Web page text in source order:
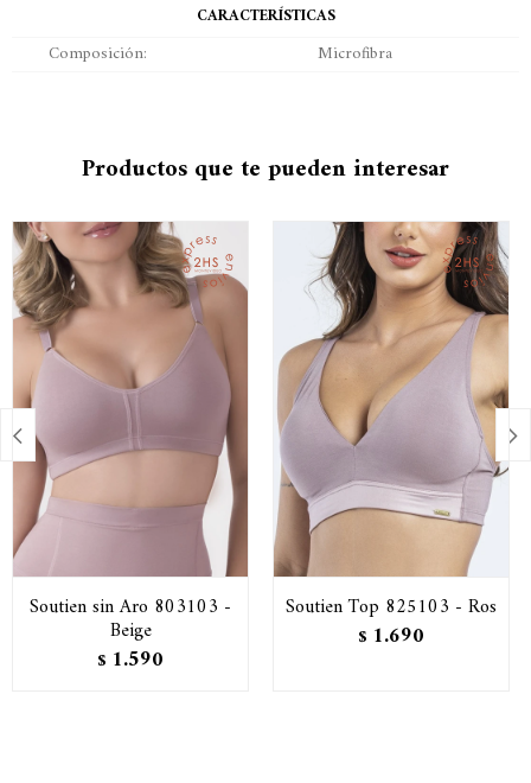
CARACTERÍSTICAS
Composición Microfibra
Productos que te pueden interesar
Soutien sin Aro 803103 -
Beige
$ 1.590
Soutien Top 825103 - Ros
$ 1.690
 